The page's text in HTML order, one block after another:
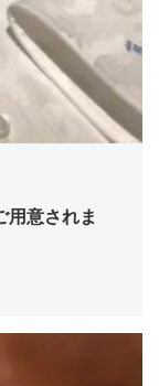
用意されま